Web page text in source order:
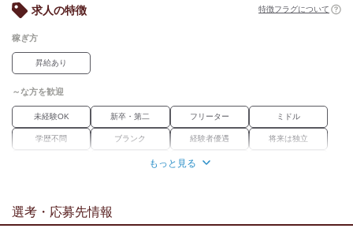
・出産祝い金：100,000円/人
・家族手当：3,000円/人（扶養人数に応じて）
・慶弔休暇、有給休暇、介護休暇あり
・産前・産後休暇＆育児休暇（取得・復職実績あり）
■ 頑張りがきちんと評価される制度
・賞与手当＆役職手当（規定あり）
・永年勤続手当
・表彰制度（頑張りをしっかり評価！）
・繁盛店視察でスキルアップ
■ 楽しく働ける環境作り
求人の特徴 特徴フラグについて
稼ぎ方
昇給あり
～な方を歓迎
未経験OK 新卒・第二 フリーター ミドル
学歴不問 ブランク 経験者優遇 将来は独立
正社員経験不問
駅徒歩5分 産休・育休
もっと見る
選考・応募先情報